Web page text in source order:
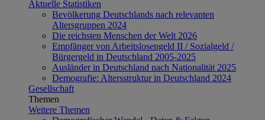
Aktuelle Statistiken
Bevölkerung Deutschlands nach relevanten
Altersgruppen 2024
Die reichsten Menschen der Welt 2026
Empfänger von Arbeitslosengeld II / Sozialgeld /
Bürgergeld in Deutschland 2005-2025
Ausländer in Deutschland nach Nationalität 2025
Demografie: Altersstruktur in Deutschland 2024
Gesellschaft
Themen
Weitere Themen